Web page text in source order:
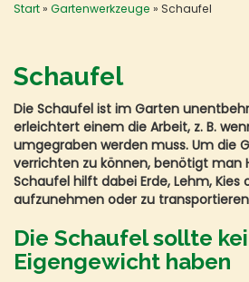
Start» Gartenwerkzeuge » Schaufel
Schaufel
Die Schaufel ist im Garten
erleichtert einem die Arbeit, z. B.
umgegraben werden muss. Um die
verrichten zu können, benötigt man
Schaufel hilft dabei Erde, Lehm, Kies
aufzunehmen oder zu
Die Schaufel sollte
Eigengewicht haben